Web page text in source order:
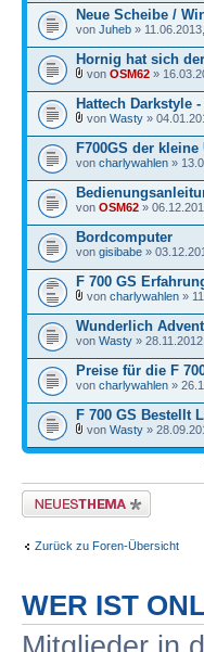
Neue Scheibe /
von Juheb »
Hornig hat sich
von OSM62 »
Hattech Darkstyle
von Wasty »
F700GS der kleine
von charlywahlen »
von OSM62 »
Bordcomputer
von gisibabe »
F 700 GS
von charlywahlen »
Wunderlich
von Wasty »
Preise für die F
von charlywahlen »
F 700 GS Bestellt
von Wasty »
Neues Thema erstellen
Zurück zu Foren-Übersicht
WER IST